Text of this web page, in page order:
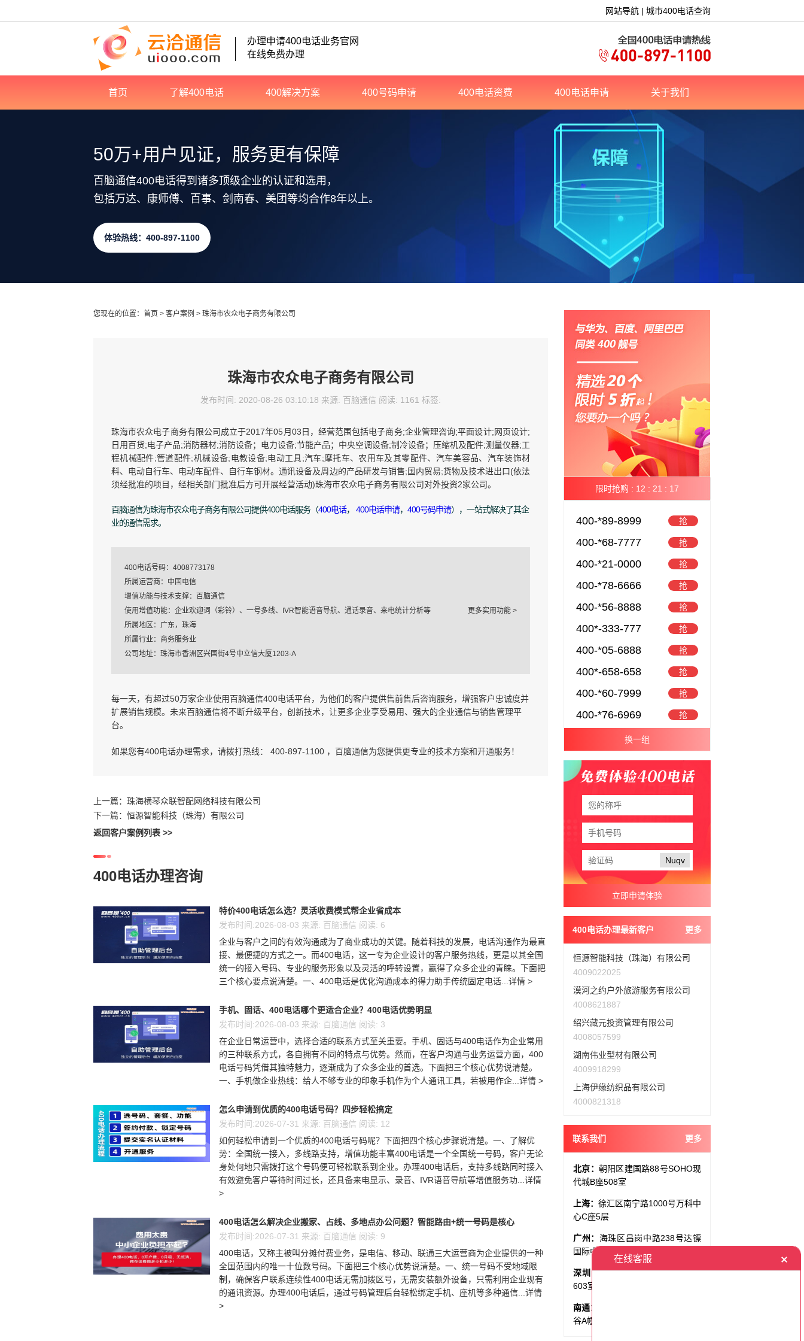
网站导航 | 城市400电话查询
办理申请400电话业务官网
在线免费办理
首页 了解400电话 400解决方案 400号码申请 400电话资费 400电话申请 关于我们
50万+用户见证，服务更有保障
百脑通信400电话得到诸多顶级企业的认证和选用，
包括万达、康师傅、百事、剑南春、美团等均合作8年以上。
体验热线：400-897-1100
您现在的位置： 首页 > 客户案例 > 珠海市农众电子商务有限公司
珠海市农众电子商务有限公司
发布时间: 2020-08-26 03:10:18 来源: 百脑通信 阅读: 1161 标签:
珠海市农众电子商务有限公司成立于2017年05月03日，经营范围包括电子商务;企业管理咨询;平面设计;网页设计;
日用百货;电子产品;消防器材;消防设备；电力设备;节能产品；中央空调设备;制冷设备；压缩机及配件;测量仪器;工
程机械配件;管道配件;机械设备;电教设备;电动工具;汽车;摩托车、农用车及其零配件、汽车美容品、汽车装饰材
料、电动自行车、电动车配件、自行车钢材。通讯设备及周边的产品研发与销售;国内贸易;货物及技术进出口(依法
须经批准的项目，经相关部门批准后方可开展经营活动)珠海市农众电子商务有限公司对外投资2家公司。
百脑通信为珠海市农众电子商务有限公司提供400电话服务（400电话， 400电话申请， 400号码申请），一站式解决了其企
业的通信需求。
400电话号码：4008773178
所属运营商：中国电信
增值功能与技术支撑：百脑通信
使用增值功能：企业欢迎词（彩铃）、一号多线、IVR智能语音导航、通话录音、来电统计分析等
更多实用功能 >
所属地区：广东，珠海
所属行业：商务服务业
公司地址：珠海市香洲区兴国街4号中立信大厦1203-A
每一天，有超过50万家企业使用百脑通信400电话平台，为他们的客户提供售前售后咨询服务，增强客户忠诚度并
扩展销售规模。未来百脑通信将不断升级平台，创新技术，让更多企业享受易用、强大的企业通信与销售管理平
台。
如果您有400电话办理需求，请拨打热线： 400-897-1100 ，百脑通信为您提供更专业的技术方案和开通服务！
上一篇： 珠海横琴众联智配网络科技有限公司
下一篇： 恒源智能科技（珠海）有限公司
返回客户案例列表 >>
400电话办理咨询
特价400电话怎么选？灵活收费模式帮企业省成本
发布时间:2026-08-03 来源: 百脑通信 阅读: 6
企业与客户之间的有效沟通成为了商业成功的关键。随着科技的发展，电话沟通作为最直
接、最便捷的方式之一。而400电话，这一专为企业设计的客户服务热线，更是以其全国
统一的接入号码、专业的服务形象以及灵活的呼转设置，赢得了众多企业的青睐。下面把
三个核心要点说清楚。一、400电话是优化沟通成本的得力助手传统固定电话...详情 >
手机、固话、400电话哪个更适合企业？400电话优势明显
发布时间:2026-08-03 来源: 百脑通信 阅读: 3
在企业日常运营中，选择合适的联系方式至关重要。手机、固话与400电话作为企业常用
的三种联系方式，各自拥有不同的特点与优势。然而，在客户沟通与业务运营方面，400
电话号码凭借其独特魅力，逐渐成为了众多企业的首选。下面把三个核心优势说清楚。
一、手机做企业热线：给人不够专业的印象手机作为个人通讯工具，若被用作企...详情 >
怎么申请到优质的400电话号码？四步轻松搞定
发布时间:2026-07-31 来源: 百脑通信 阅读: 12
如何轻松申请到一个优质的400电话号码呢？下面把四个核心步骤说清楚。一、了解优
势：全国统一接入，多线路支持，增值功能丰富400电话是一个全国统一号码，客户无论
身处何地只需拨打这个号码便可轻松联系到企业。办理400电话后，支持多线路同时接入
有效避免客户等待时间过长，还具备来电显示、录音、IVR语音导航等增值服务功...详情
>
400电话怎么解决企业搬家、占线、多地点办公问题？智能路由+统一号码是核心
发布时间:2026-07-31 来源: 百脑通信 阅读: 9
400电话，又称主被叫分摊付费业务，是电信、移动、联通三大运营商为企业提供的一种
全国范围内的唯一十位数号码。下面把三个核心优势说清楚。一、统一号码不受地域限
制，确保客户联系连续性400电话无需加拨区号，无需安装额外设备，只需利用企业现有
的通讯资源。办理400电话后，通过号码管理后台轻松绑定手机、座机等多种通信...详情
>
限时抢购 : 12 : 21 : 17
400-*89-8999 抢
400-*68-7777 抢
400-*21-0000 抢
400-*78-6666 抢
400-*56-8888 抢
400*-333-777 抢
400-*05-6888 抢
400*-658-658 抢
400-*60-7999 抢
400-*76-6969 抢
换一组
Nuqv
400电话办理最新客户 更多
恒源智能科技（珠海）有限公司
4009022025
漠河之约户外旅游服务有限公司
4008621887
绍兴藏元投资管理有限公司
4008057599
湖南伟业型材有限公司
4009918299
上海伊缘纺织品有限公司
4000821318
联系我们 更多
北京： 朝阳区建国路88号SOHO现
代城B座508室
上海： 徐汇区南宁路1000号万科中
心C座5层
广州： 海珠区昌岗中路238号达镖
国际中心1707室
深圳：龙华区民塘路汇隆中心A幢
603室
南通：
谷A幢10-12层